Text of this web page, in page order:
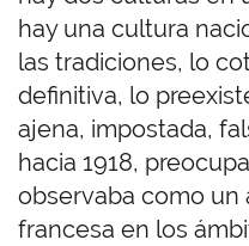
hay una cultura
las tradiciones, lo
definitiva, lo
ajena, impostada,
hacia 1918,
observaba como un
francesa en los